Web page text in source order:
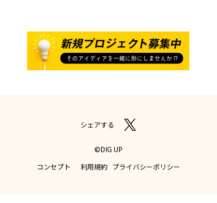
シェアする
©DIG UP
コンセプト
利用規約 プライバシーポリシー